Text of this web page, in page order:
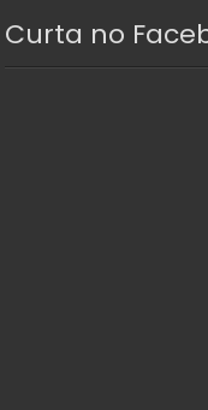
Curta no